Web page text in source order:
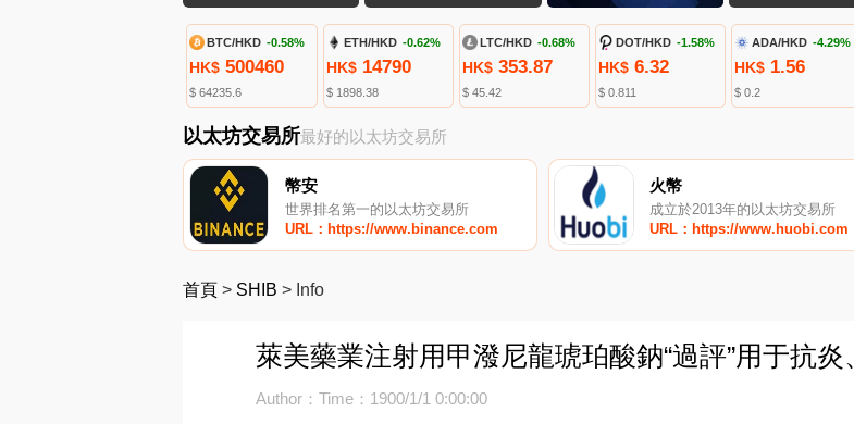
BTC/HKD -0.58%
HK$ 500460
$ 64235.6
ETH/HKD -0.62%
HK$14790
$ 1898.38
LTC/HKD -0.68%
HK$353.87
$ 45.42
DOT/HKD -1.58%
HK$6.32
$ 0.811
ADA/HKD -4.29%
HK$1.56
$ 0.2
以太坊交易所最好的以太坊交易所
幣安
世界排名第一的以太坊交易所
URL：https://www.binance.com
火幣
成立於2013年的以太坊交易所
URL：https://www.huobi.com
首頁 > SHIB > Info
萊美藥業注射用甲潑尼龍琥珀酸鈉“過評”用于抗炎
Author：Time：1900/1/1 0:00:00